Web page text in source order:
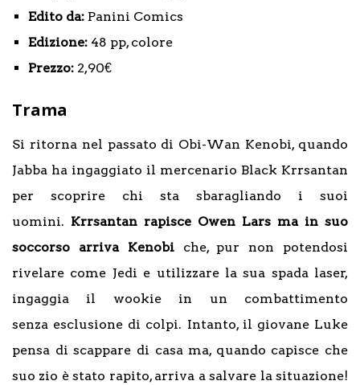
Edito da: Panini Comics
Edizione: 48 pp, colore
Prezzo: 2,90€
Trama
Si ritorna nel passato di Obi-Wan Kenobi, quando
Jabba ha ingaggiato il mercenario Black Krrsantan
per scoprire chi sta sbaragliando i suoi
uomini. Krrsantan rapisce Owen Lars ma in suo
soccorso arriva Kenobiche, pur non potendosi
rivelare come Jedi e utilizzare la sua spada laser,
ingaggia il wookie in un combattimento
senza esclusione di colpi. Intanto, il giovane Luke
pensa di scappare di casa ma, quando capisce che
suo zio è stato rapito, arriva a salvare la situazione!